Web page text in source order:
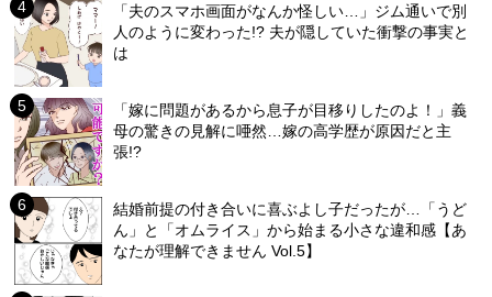
「夫のスマホ画面がなんか怪しい…」ジム通いで別
人のように変わった!? 夫が隠していた衝撃の事実と
は
「嫁に問題があるから息子が目移りしたのよ！」義
母の驚きの見解に唖然…嫁の高学歴が原因だと主
張!?
結婚前提の付き合いに喜ぶよし子だったが…「うど
ん」と「オムライス」から始まる小さな違和感【あ
なたが理解できません Vol.5】